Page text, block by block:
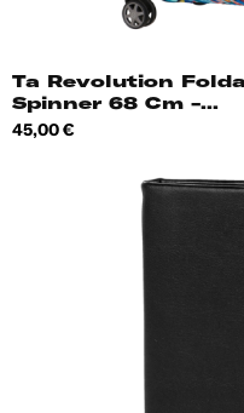
Ta Revolution
Spinner 68 Cm -...
Hind
45,00 €